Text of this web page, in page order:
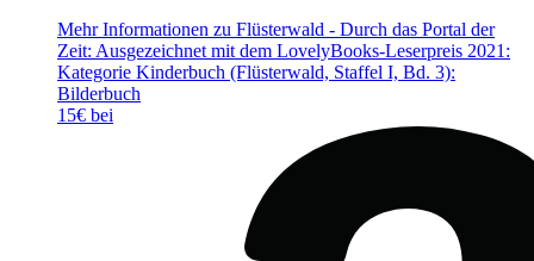
Mehr Informationen zu Flüsterwald - Durch das Portal der
Zeit: Ausgezeichnet mit dem LovelyBooks-Leserpreis 2021:
Kategorie Kinderbuch (Flüsterwald, Staffel I, Bd. 3):
Bilderbuch
15€ bei